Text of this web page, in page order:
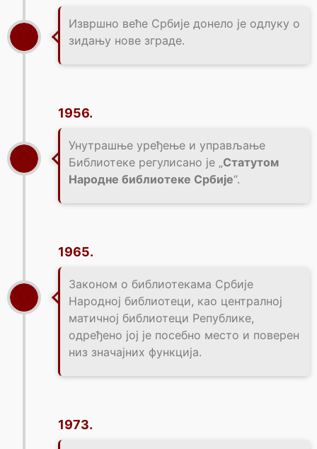
Извршно веће Србије донело је одлуку о
зидању нове зграде.
1956.
Унутрашње уређење и управљање
Библиотеке регулисано је „Статутом
Народне библиотеке Србије“.
1965.
Законом о библиотекама Србије
Народној библиотеци, као централној
матичној библиотеци Републике,
одређено јој је посебно место и поверен
низ значајних функција.
1973.